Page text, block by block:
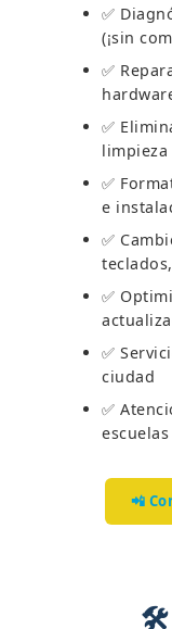
✅
(¡sin
✅
✅
✅
e
✅
✅
✅
ciudad
✅
escuelas
📲
🛠